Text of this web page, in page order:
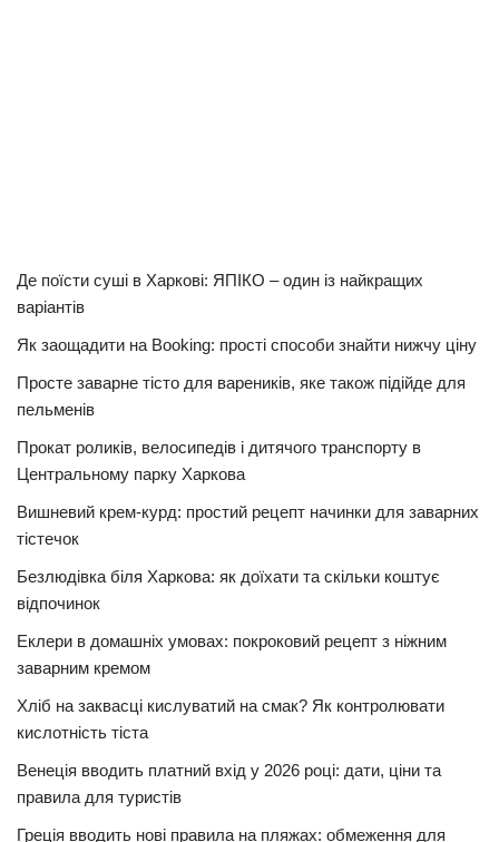
Де поїсти суші в Харкові: ЯПІКО – один із найкращих
варіантів
Як заощадити на Booking: прості способи знайти нижчу ціну
Просте заварне тісто для вареників, яке також підійде для
пельменів
Прокат роликів, велосипедів і дитячого транспорту в
Центральному парку Харкова
Вишневий крем-курд: простий рецепт начинки для заварних
тістечок
Безлюдівка біля Харкова: як доїхати та скільки коштує
відпочинок
Еклери в домашніх умовах: покроковий рецепт з ніжним
заварним кремом
Хліб на заквасці кислуватий на смак? Як контролювати
кислотність тіста
Венеція вводить платний вхід у 2026 році: дати, ціни та
правила для туристів
Греція вводить нові правила на пляжах: обмеження для